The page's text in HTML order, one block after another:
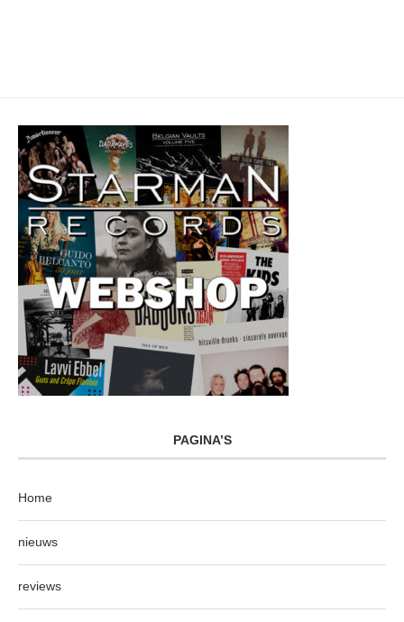
PAGINA’S
Home
nieuws
reviews